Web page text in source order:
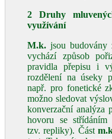
2 Druhy
využívání
M.k. jsou
vychází způsob
pravidla přepisu i
rozdělení na úseky
např. pro fonetické
možno sledovat
konverzační analýza
hovoru se
tzv. repliky). Část